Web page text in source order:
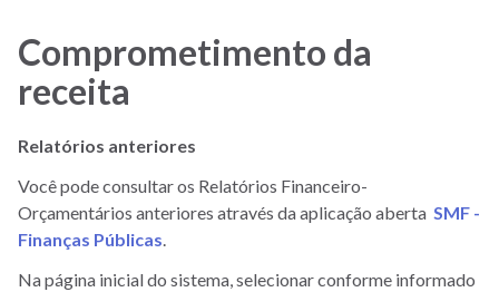
Comprometimento da
receita
Relatórios anteriores
Você pode consultar os Relatórios Financeiro-
Orçamentários anteriores através da aplicação aberta SMF -
Finanças Públicas.
Na página inicial do sistema, selecionar conforme informado